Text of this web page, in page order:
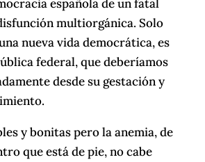
española de un fatal
multiorgánica. Solo
nueva vida democrática, es
federal, que deberíamos
desde su gestación y
y bonitas pero la anemia, de
que está de pie, no cabe